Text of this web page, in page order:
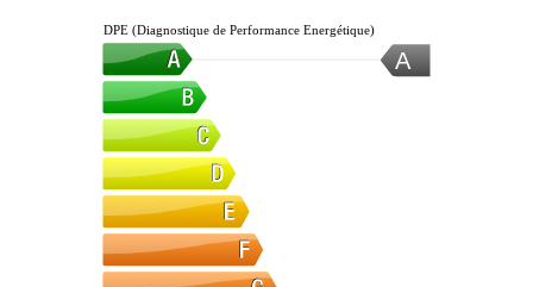
A
DPE (Diagnostique de Performance Energétique)